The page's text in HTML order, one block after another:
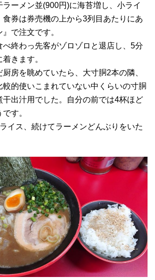
ーメン並(900円)に海苔増し、小ライ
食券は券売機の上から3列目あたりにあ
で注文です。
べ終わっ先客がゾロゾロと退店し、5分
きます。
房を眺めていたら、大寸胴2本の隣、
的使いこまれていない中くらいの寸胴
干出汁用でした。自分の前では4杯ほど
す。
イス、続けてラーメンどんぶりをいた